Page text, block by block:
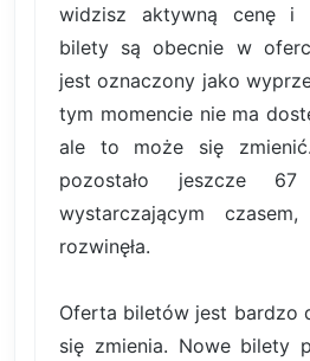
widzisz aktywną cenę i
bilety są obecnie w
jest oznaczony jako
tym momencie nie ma
ale to może się
pozostało jeszcze
wystarczającym
rozwinęła.
Oferta biletów jest bardzo
się zmienia. Nowe bilety